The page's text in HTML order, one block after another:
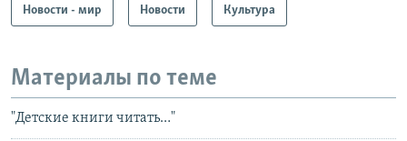
Новости - мир Новости Культура
Материалы по теме
"Детские книги читать…"